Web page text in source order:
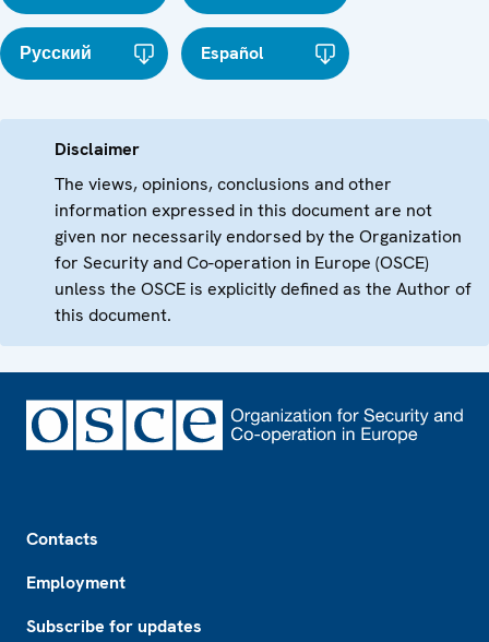
Русский Español
Disclaimer
The views, opinions, conclusions and other
information expressed in this document are not
given nor necessarily endorsed by the Organization
for Security and Co-operation in Europe (OSCE)
unless the OSCE is explicitly defined as the Author of
this document.
Contacts
Employment
Subscribe for updates